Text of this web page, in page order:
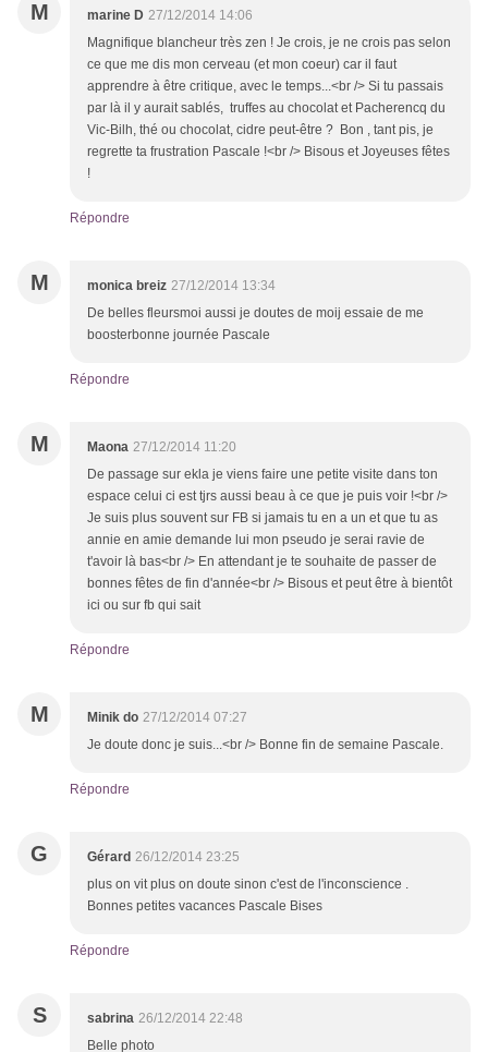
M marine D 27/12/2014 14:06
Magnifique blancheur très zen ! Je crois, je ne crois pas selon
ce que me dis mon cerveau (et mon coeur) car il faut
apprendre à être critique, avec le temps...<br /> Si tu passais
par là il y aurait sablés, truffes au chocolat et Pacherencq du
Vic-Bilh, thé ou chocolat, cidre peut-être ? Bon , tant pis, je
regrette ta frustration Pascale !<br /> Bisous et Joyeuses fêtes
!
Répondre
M monica breiz 27/12/2014 13:34
De belles fleursmoi aussi je doutes de moij essaie de me
boosterbonne journée Pascale
Répondre
M Maona 27/12/2014 11:20
De passage sur ekla je viens faire une petite visite dans ton
espace celui ci est tjrs aussi beau à ce que je puis voir !<br />
Je suis plus souvent sur FB si jamais tu en a un et que tu as
annie en amie demande lui mon pseudo je serai ravie de
t'avoir là bas<br /> En attendant je te souhaite de passer de
bonnes fêtes de fin d'année<br /> Bisous et peut être à bientôt
ici ou sur fb qui sait
Répondre
M Minik do 27/12/2014 07:27
Je doute donc je suis...<br /> Bonne fin de semaine Pascale.
Répondre
G Gérard 26/12/2014 23:25
plus on vit plus on doute sinon c'est de l'inconscience .
Bonnes petites vacances Pascale Bises
Répondre
S sabrina 26/12/2014 22:48
Belle photo